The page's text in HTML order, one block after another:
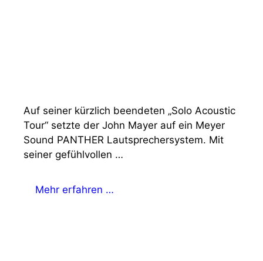
Auf seiner kürzlich beendeten „Solo Acoustic
Tour“ setzte der John Mayer auf ein Meyer
Sound PANTHER Lautsprechersystem. Mit
seiner gefühlvollen …
Mehr erfahren …